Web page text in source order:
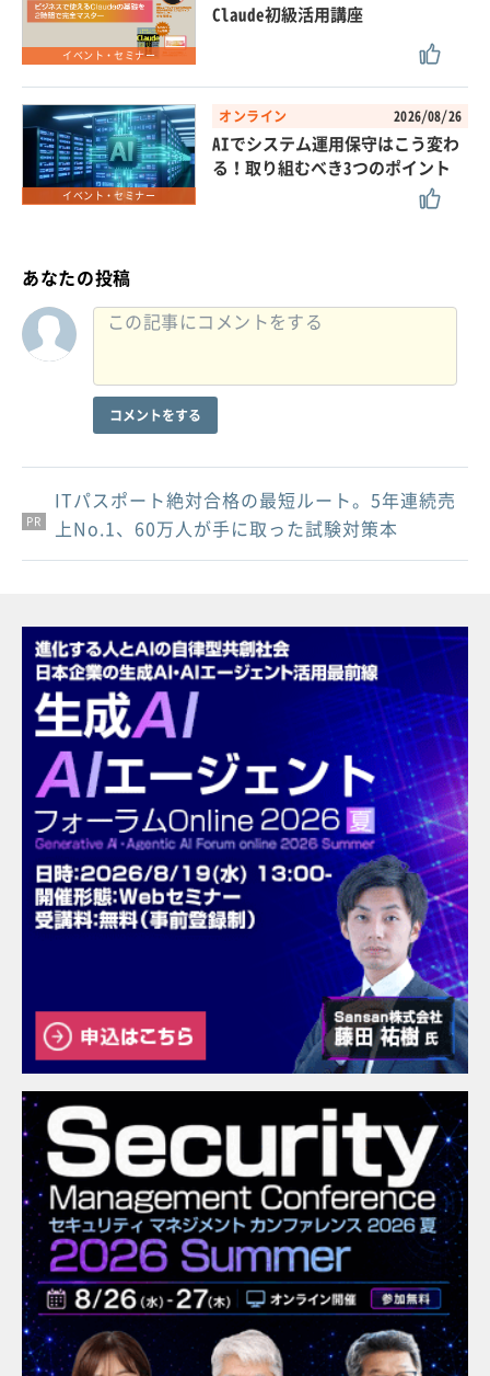
イベント・セミナー
Claude初級活用講座
イベント・セミナー
オンライン 2026/08/26
AIでシステム運用保守はこう変わ
る！取り組むべき3つのポイント
あなたの投稿
コメントをする
PR
PR
PR
ITパスポート絶対合格の最短ルート。5年連続売
上No.1、60万人が手に取った試験対策本